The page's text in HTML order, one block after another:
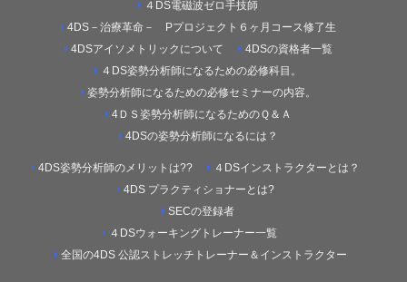
４DS電磁波ゼロ手技師
4DS－治療革命－ Pプロジェクト６ヶ月コース修了生
4DSアイソメトリックについて
4DSの資格者一覧
４DS姿勢分析師になるための必修科目。
姿勢分析師になるための必修セミナーの内容。
4ＤＳ姿勢分析師になるためのＱ＆Ａ
4DSの姿勢分析師になるには？
4DS姿勢分析師のメリットは??
４DSインストラクターとは？
4DS プラクティショナーとは?
SECの登録者
４DSウォーキングトレーナー一覧
全国の4DS 公認ストレッチトレーナー＆インストラクター